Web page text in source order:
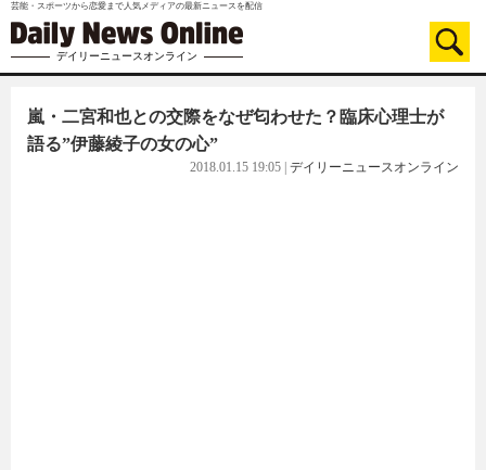
芸能・スポーツから恋愛まで人気メディアの最新ニュースを配信
デイリーニュースオンライン
嵐・二宮和也との交際をなぜ匂わせた？臨床心理士が
語る”伊藤綾子の女の心”
2018.01.15 19:05 デイリーニュースオンライン